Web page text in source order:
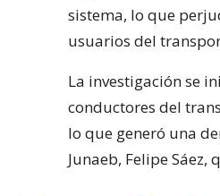
sistema, lo que
usuarios del
La investigación se
conductores del
lo que generó una
Junaeb, Felipe